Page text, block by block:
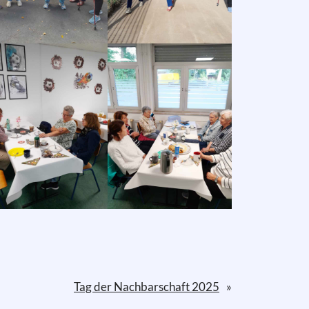
Tag der Nachbarschaft 2025 »